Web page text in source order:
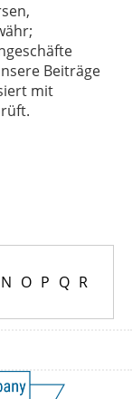
Beiträge
mit
N O P Q R